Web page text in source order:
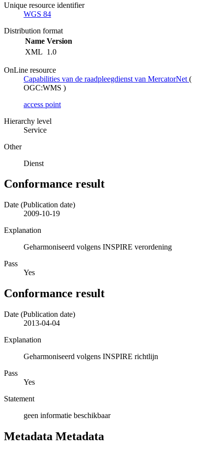
Unique resource identifier
WGS 84
Distribution format
Name Version
XML 1.0
OnLine resource
Capabilities van de raadpleegdienst van MercatorNet (
OGC:WMS )
access point
Hierarchy level
Service
Other
Dienst
Conformance result
Date (Publication date)
2009-10-19
Explanation
Geharmoniseerd volgens INSPIRE verordening
Pass
Yes
Conformance result
Date (Publication date)
2013-04-04
Explanation
Geharmoniseerd volgens INSPIRE richtlijn
Pass
Yes
Statement
geen informatie beschikbaar
Metadata Metadata